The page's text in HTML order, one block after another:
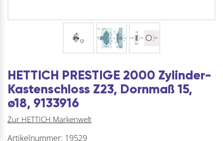
HETTICH PRESTIGE 2000 Zylinder-
Kastenschloss Z23, Dornmaß 15,
ø18, 9133916
Zur HETTICH Markenwelt
Artikelnummer: 19529